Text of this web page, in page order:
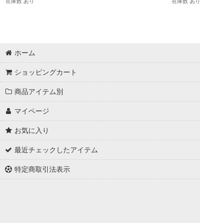
ホーム
ショッピングカート
商品アイテム別
マイページ
お気に入り
最近チェックしたアイテム
特定商取引法表示